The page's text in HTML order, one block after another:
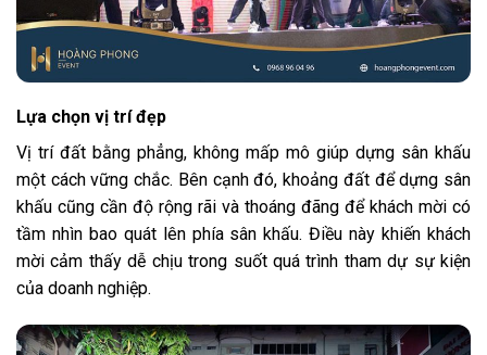
Lựa chọn vị trí đẹp
Vị trí đất bằng phẳng, không mấp mô giúp dựng sân khấu
một cách vững chắc. Bên cạnh đó, khoảng đất để dựng sân
khấu cũng cần độ rộng rãi và thoáng đãng để khách mời có
tầm nhìn bao quát lên phía sân khấu. Điều này khiến khách
mời cảm thấy dễ chịu trong suốt quá trình tham dự sự kiện
của doanh nghiệp.